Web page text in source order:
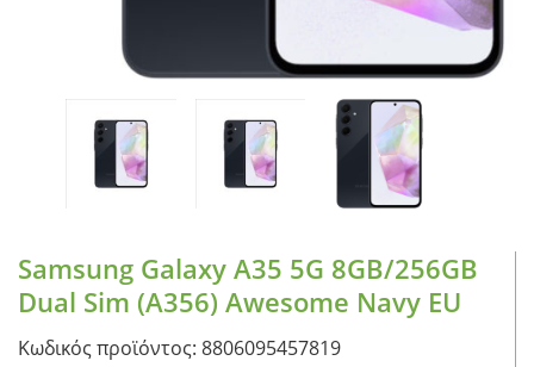
Samsung Galaxy A35 5G 8GB/256GB
Dual Sim (A356) Awesome Navy EU
Κωδικός προϊόντος: 8806095457819